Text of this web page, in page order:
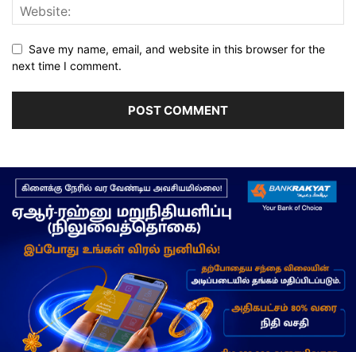
Save my name, email, and website in this browser for the
next time I comment.